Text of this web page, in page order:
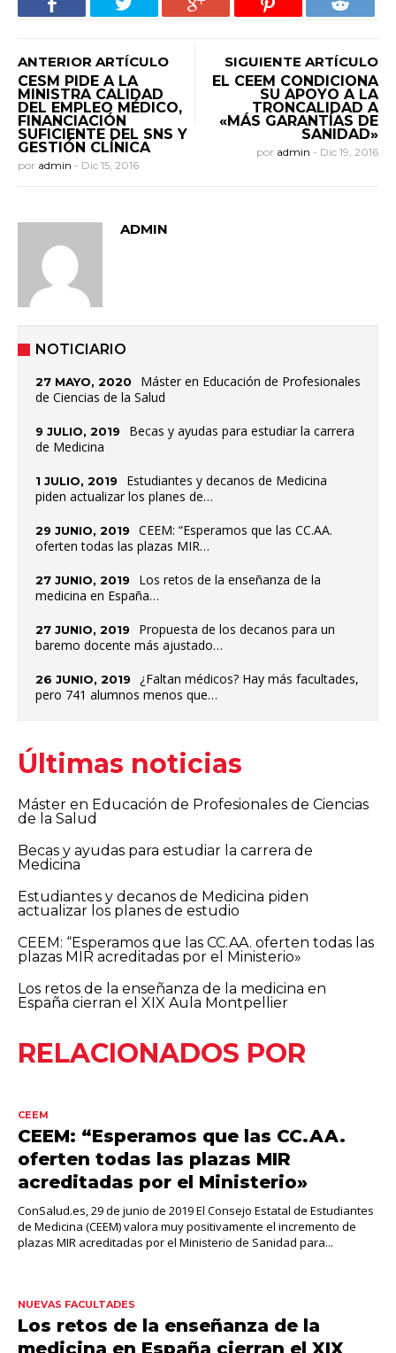
ANTERIOR ARTÍCULO
CESM PIDE A LA
MINISTRA CALIDAD
DEL EMPLEO MÉDICO,
FINANCIACIÓN
SUFICIENTE DEL SNS Y
GESTIÓN CLÍNICA
por admin - Dic 15, 2016
SIGUIENTE ARTÍCULO
EL CEEM CONDICIONA
SU APOYO A LA
TRONCALIDAD A
«MÁS GARANTÍAS DE
SANIDAD»
por admin - Dic 19, 2016
ADMIN
NOTICIARIO
27 MAYO, 2020
Máster en Educación de Profesionales
de Ciencias de la Salud
9 JULIO, 2019
Becas y ayudas para estudiar la carrera
de Medicina
1 JULIO, 2019
Estudiantes y decanos de Medicina
piden actualizar los planes de…
29 JUNIO, 2019
CEEM: “Esperamos que las CC.AA.
oferten todas las plazas MIR…
27 JUNIO, 2019
Los retos de la enseñanza de la
medicina en España…
27 JUNIO, 2019
Propuesta de los decanos para un
baremo docente más ajustado…
26 JUNIO, 2019
¿Faltan médicos? Hay más facultades,
pero 741 alumnos menos que…
Últimas noticias
Máster en Educación de Profesionales de Ciencias
de la Salud
Becas y ayudas para estudiar la carrera de
Medicina
Estudiantes y decanos de Medicina piden
actualizar los planes de estudio
CEEM: “Esperamos que las CC.AA. oferten todas las
plazas MIR acreditadas por el Ministerio»
Los retos de la enseñanza de la medicina en
España cierran el XIX Aula Montpellier
RELACIONADOS POR
CEEM
CEEM: “Esperamos que las CC.AA.
oferten todas las plazas MIR
acreditadas por el Ministerio»
ConSalud.es, 29 de junio de 2019 El Consejo Estatal de Estudiantes
de Medicina (CEEM) valora muy positivamente el incremento de
plazas MIR acreditadas por el Ministerio de Sanidad para...
NUEVAS FACULTADES
Los retos de la enseñanza de la
medicina en España cierran el XIX